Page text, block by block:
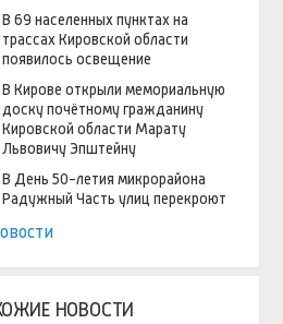
В 69 населенных пунктах на
трассах Кировской области
появилось освещение
В Кирове открыли мемориальную
доску почётному гражданину
Кировской области Марату
Львовичу Эпштейну
В День 50-летия микрорайона
Радужный Часть улиц перекроют
НОВОСТИ